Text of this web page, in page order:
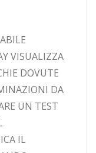
VISUALIZZA
DOVUTE
DA
UN TEST
IL